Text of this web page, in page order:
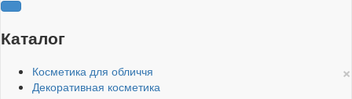
Каталог
×
Косметика для обличчя
Декоративная косметика